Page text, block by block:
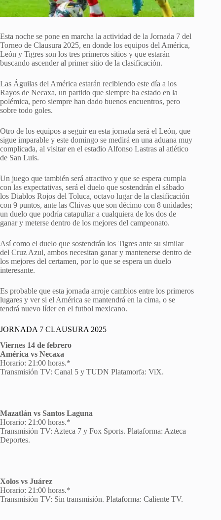
Esta noche se pone en marcha la actividad de la Jornada 7 del
Torneo de Clausura 2025, en donde los equipos del América,
León y Tigres son los tres primeros sitios y que estarán
buscando ascender al primer sitio de la clasificación.
Las Águilas del América estarán recibiendo este día a los
Rayos de Necaxa, un partido que siempre ha estado en la
polémica, pero siempre han dado buenos encuentros, pero
sobre todo goles.
Otro de los equipos a seguir en esta jornada será el León, que
sigue imparable y este domingo se medirá en una aduana muy
complicada, al visitar en el estadio Alfonso Lastras al atlético
de San Luis.
Un juego que también será atractivo y que se espera cumpla
con las expectativas, será el duelo que sostendrán el sábado
los Diablos Rojos del Toluca, octavo lugar de la clasificación
con 9 puntos, ante las Chivas que son décimo con 8 unidades;
un duelo que podría catapultar a cualquiera de los dos de
ganar y meterse dentro de los mejores del campeonato.
Así como el duelo que sostendrán los Tigres ante su similar
del Cruz Azul, ambos necesitan ganar y mantenerse dentro de
los mejores del certamen, por lo que se espera un duelo
interesante.
Es probable que esta jornada arroje cambios entre los primeros
lugares y ver si el América se mantendrá en la cima, o se
tendrá nuevo líder en el futbol mexicano.
JORNADA 7 CLAUSURA 2025
Viernes 14 de febrero
América vs Necaxa
Horario: 21:00 horas.*
Transmisión TV: Canal 5 y TUDN Platamorfa: ViX.
Mazatlán vs Santos Laguna
Horario: 21:00 horas.*
Transmisión TV: Azteca 7 y Fox Sports. Plataforma: Azteca
Deportes.
Xolos vs Juárez
Horario: 21:00 horas.*
Transmisión TV: Sin transmisión. Plataforma: Caliente TV.